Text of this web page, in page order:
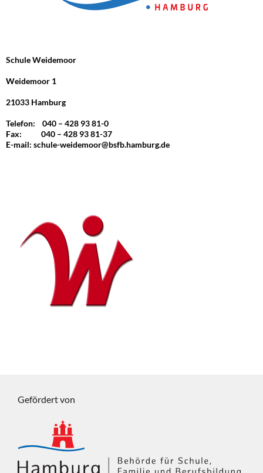
Schule Weidemoor
Weidemoor 1
21033 Hamburg
Telefon: 040 – 428 93 81-0
Fax: 040 – 428 93 81-37
E-mail: schule-weidemoor@bsfb.hamburg.de
Gefördert von